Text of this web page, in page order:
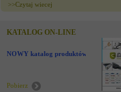
>>Czytaj wiecej
KATALOG ON-LINE
NOWY katalog produktów !
Pobierz